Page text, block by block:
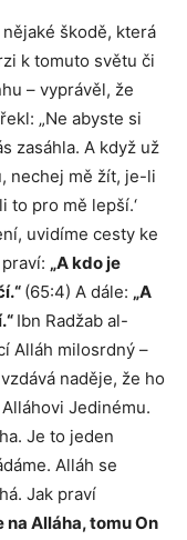
škodě, která
k tomuto světu či
– vyprávěl, že
„Ne abyste si
zasáhla. A když už
nechej mě žít, je-li
to pro mě lepší.‘
uvidíme cesty ke
„A kdo je
(65:4) A dále: „A
Ibn Radžab al-
Alláh milosrdný –
naděje, že ho
Jedinému.
Je to jeden
Alláh se
Jak praví
na Alláha, tomu On